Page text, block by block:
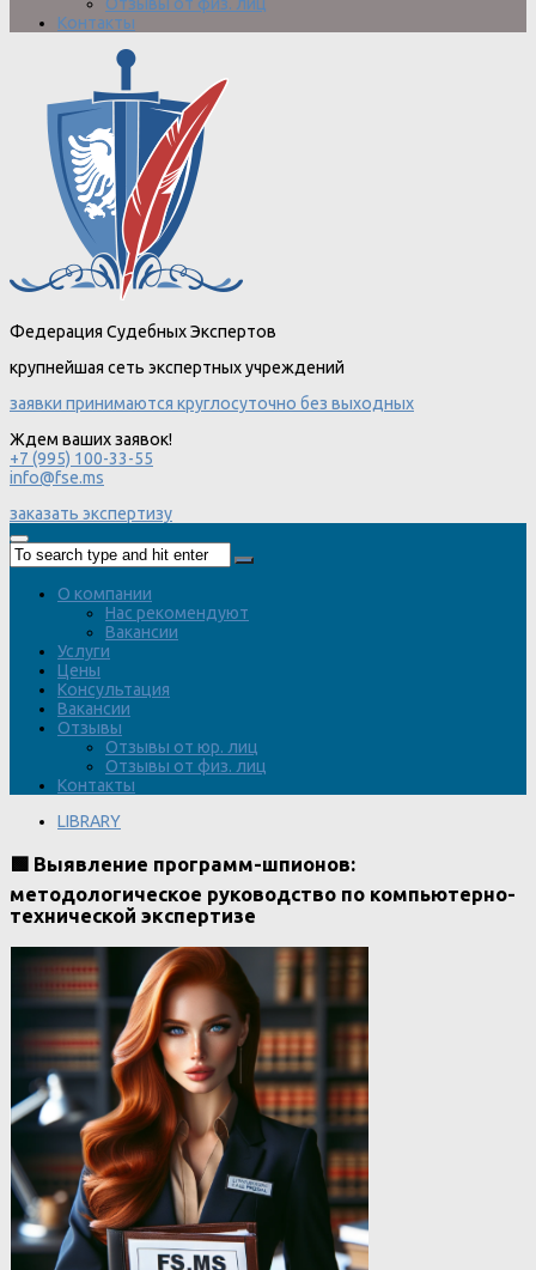
Отзывы от физ. лиц
Контакты
Федерация Судебных Экспертов
крупнейшая сеть экспертных учреждений
заявки принимаются круглосуточно без выходных
Ждем ваших заявок!
+7 (995) 100-33-55
info@fse.ms
заказать экспертизу
О компании
Нас рекомендуют
Вакансии
Услуги
Цены
Консультация
Вакансии
Отзывы
Отзывы от юр. лиц
Отзывы от физ. лиц
Контакты
LIBRARY
🟩 Выявление программ-шпионов:
методологическое руководство по компьютерно-
технической экспертизе